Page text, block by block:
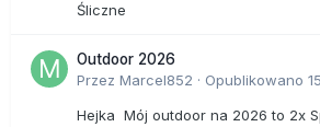
Śliczne
Outdoor 2026
Przez Marcel852 · Opublikowano
Hejka Mój outdoor na 2026 to 2x